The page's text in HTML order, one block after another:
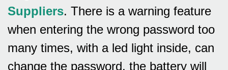
Suppliers. There is a warning feature
when entering the wrong password too
many times, with a led light inside, can
change the password, the battery will